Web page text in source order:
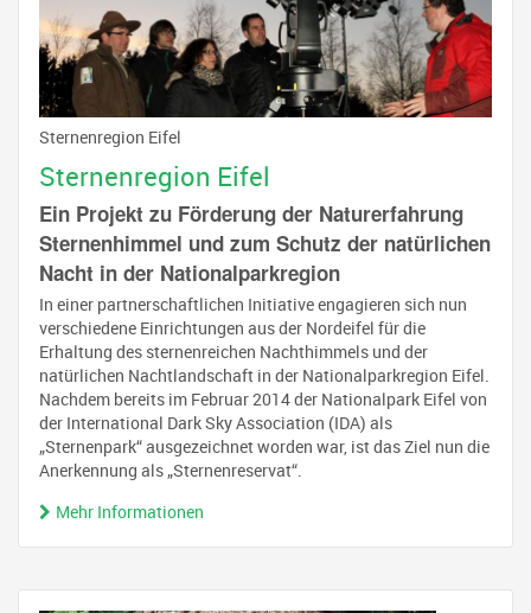
Sternenregion Eifel
Sternenregion Eifel
Ein Projekt zu Förderung der Naturerfahrung
Sternenhimmel und zum Schutz der natürlichen
Nacht in der Nationalparkregion
In einer partnerschaftlichen Initiative engagieren sich nun
verschiedene Einrichtungen aus der Nordeifel für die
Erhaltung des sternenreichen Nachthimmels und der
natürlichen Nachtlandschaft in der Nationalparkregion Eifel.
Nachdem bereits im Februar 2014 der Nationalpark Eifel von
der International Dark Sky Association (IDA) als
„Sternenpark“ ausgezeichnet worden war, ist das Ziel nun die
Anerkennung als „Sternenreservat“.
Mehr Informationen